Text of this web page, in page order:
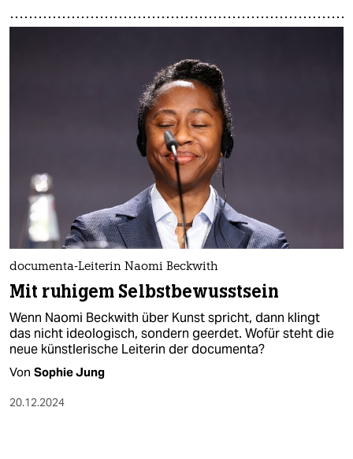
documenta-Leiterin Naomi Beckwith
Mit ruhigem Selbstbewusstsein
Wenn Naomi Beckwith über Kunst spricht, dann klingt
das nicht ideologisch, sondern geerdet. Wofür steht die
neue künstlerische Leiterin der documenta?
Von Sophie Jung
20.12.2024